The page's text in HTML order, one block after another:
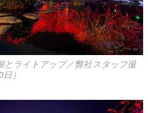
とライトアップ／弊社スタッフ撮
）